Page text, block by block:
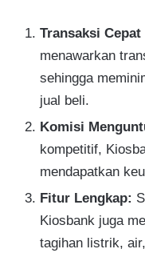
Transaksi
menawarkan
sehingga
jual beli.
Komisi
kompetitif,
mendapatkan
Fitur Lengkap:
Kiosbank juga
tagihan listrik,